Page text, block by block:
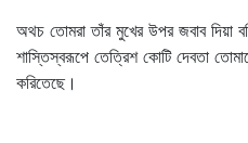
অথচ তোমরা তাঁর মুখের উপর জবাব
শাস্তিস্বরূপে তেত্রিশ কোটি দেবতা
করিতেছে।